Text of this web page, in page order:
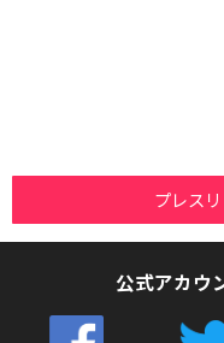
プレス
公式アカウ